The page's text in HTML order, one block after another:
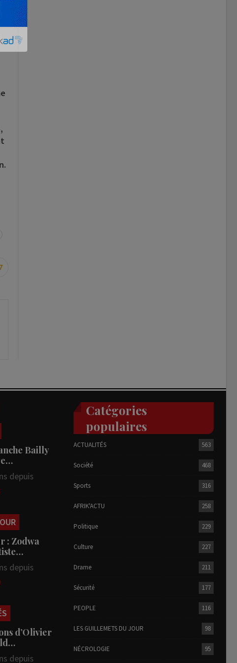
Bailly
depuis
: Zodwa
depuis
d’Olivier
depuis
Catégories
populaires
ACTUALITÉS 563
Société 468
Sports 316
AFRIK'ACTU 258
Politique 229
Culture 227
Drame 211
Sécurité 177
PEOPLE 116
LES GUILLEMETS DU JOUR 98
NÉCROLOGIE 95